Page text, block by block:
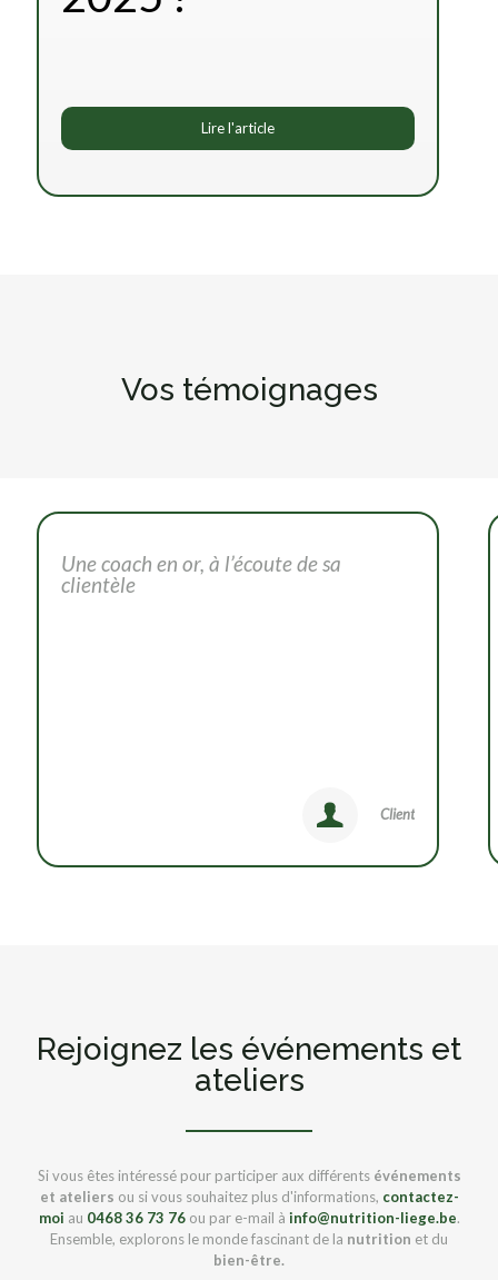
Lire l'article
Vos témoignages
Une coach en or, à l’écoute de sa
clientèle
Client
Rejoignez les événements et
ateliers
Si vous êtes intéressé pour participer aux différents événements
et ateliers ou si vous souhaitez plus d'informations, contactez-
moi au 0468 36 73 76ou par e-mail à info@nutrition-liege.be.
Ensemble, explorons le monde fascinant de la nutrition et du
bien-être.